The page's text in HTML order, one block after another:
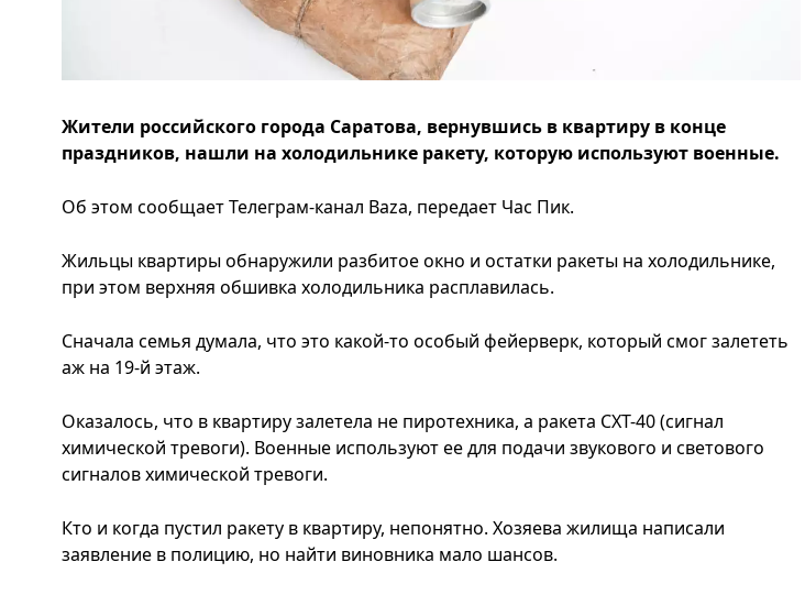
Жители российского города Саратова, вернувшись в квартиру в конце
праздников, нашли на холодильнике ракету, которую используют военные.
Об этом сообщает Телеграм-канал Baza, передает Час Пик.
Жильцы квартиры обнаружили разбитое окно и остатки ракеты на холодильнике,
при этом верхняя обшивка холодильника расплавилась.
Сначала семья думала, что это какой-то особый фейерверк, который смог залететь
аж на 19-й этаж.
Оказалось, что в квартиру залетела не пиротехника, а ракета СХТ-40 (сигнал
химической тревоги). Военные используют ее для подачи звукового и светового
сигналов химической тревоги.
Кто и когда пустил ракету в квартиру, непонятно. Хозяева жилища написали
заявление в полицию, но найти виновника мало шансов.